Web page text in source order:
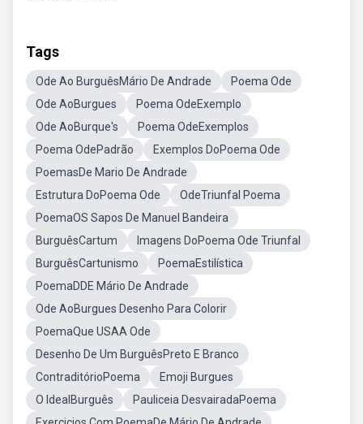
Tags
Ode Ao BurguêsMário De Andrade
Poema Ode
Ode AoBurgues
Poema OdeExemplo
Ode AoBurque's
Poema OdeExemplos
Poema OdePadrão
Exemplos DoPoema Ode
PoemasDe Mario De Andrade
Estrutura DoPoema Ode
OdeTriunfal Poema
PoemaOS Sapos De Manuel Bandeira
BurguêsCartum
Imagens DoPoema Ode Triunfal
BurguêsCartunismo
PoemaEstilística
PoemaDDE Mário De Andrade
Ode AoBurgues Desenho Para Colorir
PoemaQue USAA Ode
Desenho De Um BurguêsPreto E Branco
ContraditórioPoema
Emoji Burgues
O IdealBurguês
Pauliceia DesvairadaPoema